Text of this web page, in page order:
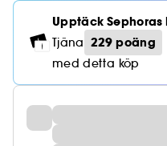
Upptäck
Tjäna 229 poäng
med detta köp